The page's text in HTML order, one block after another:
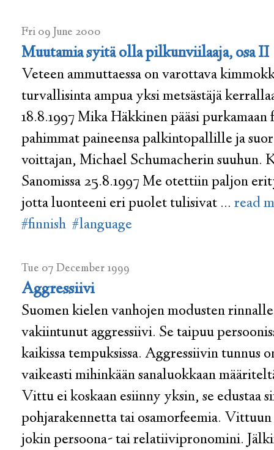
Fri 09 June 2000
Muutamia syitä olla pilkunviilaaja, osa II
Veteen ammuttaessa on varottava
turvallisinta ampua yksi metsästäjä
18.8.1997 Mika Häkkinen pääsi
pahimmat paineensa palkintopallille ja
voittajan, Michael Schumacherin suuhun.
Sanomissa 25.8.1997 Me otettiin paljon
jotta luonteeni eri puolet tulisivat … read
#finnish #language
Tue 07 December 1999
Aggressiivi
Suomen kielen vanhojen modusten
vakiintunut aggressiivi. Se taipuu
kaikissa tempuksissa. Aggressiivin tunnus
vaikeasti mihinkään sanaluokkaan
Vittu ei koskaan esiinny yksin, se edustaa
pohjarakennetta tai osamorfeemia.
jokin persoona- tai relatiivipronomini.